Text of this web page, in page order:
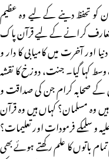
کو تحفظ دینے کے لیے وہ عظیم
کرانے کے لیے قرآن پاک
اور آخرت میں کامیابی کا دار و
کہا گیا۔ جنت، دوزخ کا نقشہ
کے صحابہ کرام جن کی صداقت و
وہ مسلمان؟ کہاں ہیں وہ قرآن
و سلمکے فرمودات اور تعلیمات؟
باتوں کا علم رکھتے ہوئے بھی